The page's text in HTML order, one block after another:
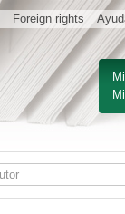
Foreign rights